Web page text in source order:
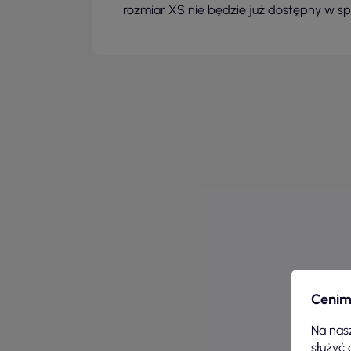
rozmiar XS nie będzie już dostępny w
Na